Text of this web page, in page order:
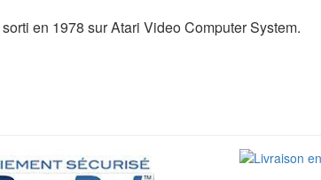
en 1978 sur Atari Video Computer System.